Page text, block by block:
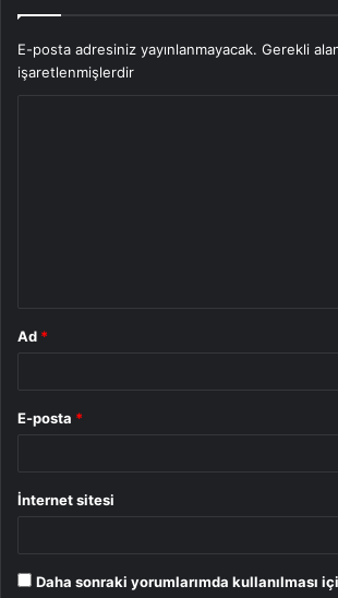
E-posta adresiniz yayınlanmayacak. Gerekli
işaretlenmişlerdir
Ad *
E-posta *
İnternet sitesi
Daha sonraki yorumlarımda kullanılması